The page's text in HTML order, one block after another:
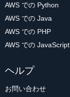
AWS での Python
AWS での Java
AWS での PHP
AWS での JavaScript
ヘルプ
お問い合わせ